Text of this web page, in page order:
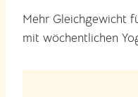
Mehr Gleichgewicht
mit wöchentlichen